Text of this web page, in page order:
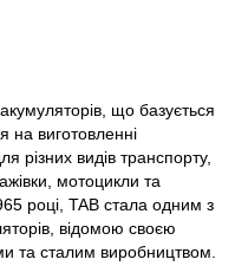
що базується
на виготовленні
різних видів транспорту,
мотоцикли та
році, TAB стала одним з
відомою своєю
та сталим виробництвом.